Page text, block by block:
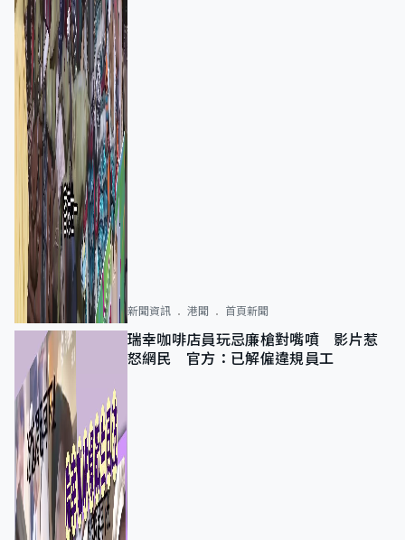
新聞資訊 港聞 首頁新聞
瑞幸咖啡店員玩忌廉槍對嘴噴 影片惹
怒網民 官方：已解僱違規員工